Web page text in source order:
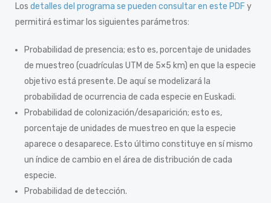
Los detalles del programa se pueden consultar en este PDF y
permitirá estimar los siguientes parámetros:
Probabilidad de presencia; esto es, porcentaje de unidades
de muestreo (cuadrículas UTM de 5×5 km) en que la especie
objetivo está presente. De aquí se modelizará la
probabilidad de ocurrencia de cada especie en Euskadi.
Probabilidad de colonización/desaparición; esto es,
porcentaje de unidades de muestreo en que la especie
aparece o desaparece. Esto último constituye en sí mismo
un índice de cambio en el área de distribución de cada
especie.
Probabilidad de detección.